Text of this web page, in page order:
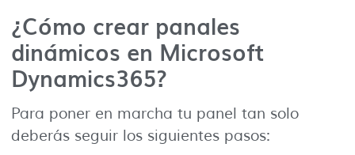
¿Cómo crear panales
dinámicos en Microsoft
Dynamics365?
Para poner en marcha tu panel tan solo
deberás seguir los siguientes pasos: